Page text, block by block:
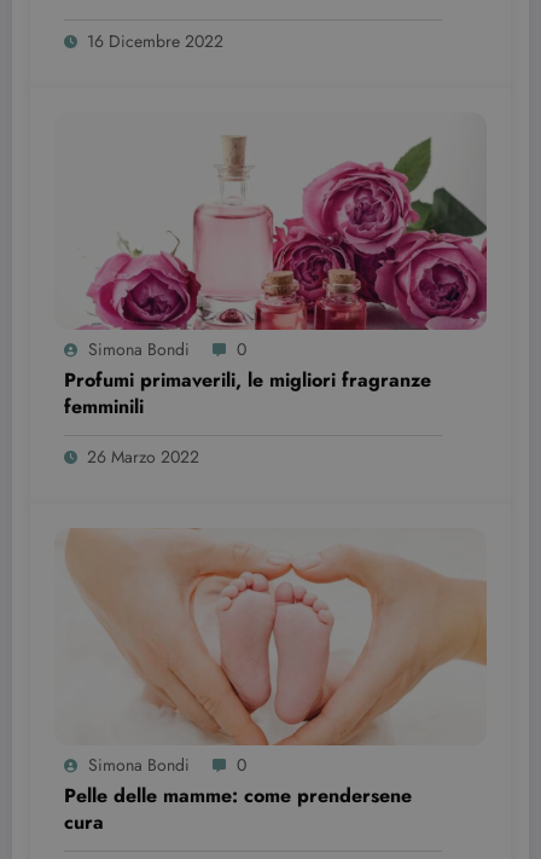
16 Dicembre 2022
Simona Bondi 0
Profumi primaverili, le migliori fragranze
femminili
26 Marzo 2022
Simona Bondi 0
Pelle delle mamme: come prendersene
cura
Google LLC
.youtube.com
Sessione
Questo
cookie è
impostato da
YouTube per
tenere traccia
delle
dei video